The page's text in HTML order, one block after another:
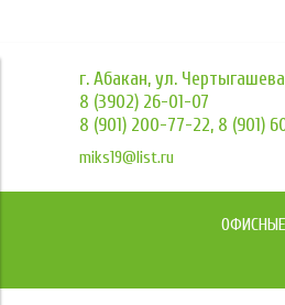
г. Абакан, ул.
8 (3902) 26-01-07
8 (901) 200-77-22, 8 (901)
miks19@list.ru